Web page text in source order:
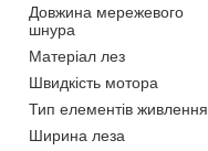
Довжина мережевого
шнура
Матеріал лез
Швидкість мотора
Тип елементів живлення
Ширина леза